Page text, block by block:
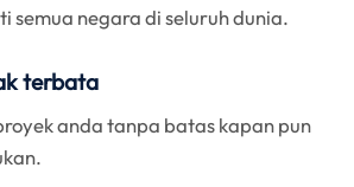
semua negara di seluruh dunia.
terbata
anda tanpa batas kapan pun